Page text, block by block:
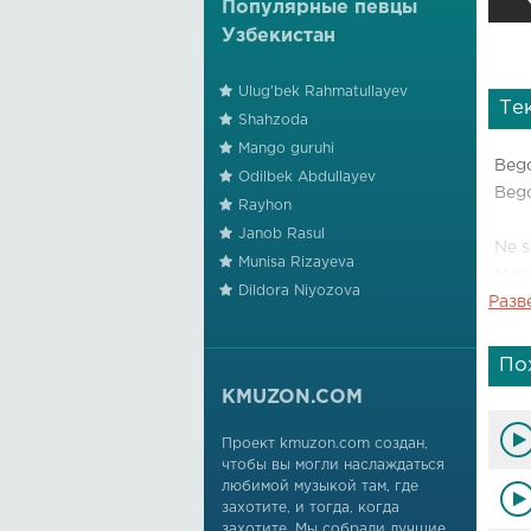
Ne
Популярные певцы
Узбекистан
Ulug'bek Rahmatullayev
Shahzoda
Mango guruhi
Odilbek Abdullayev
Rayhon
Janob Rasul
Munisa Rizayeva
Dildora Niyozova
KMUZON.COM
Проект kmuzon.com создан,
чтобы вы могли наслаждаться
любимой музыкой там, где
захотите, и тогда, когда